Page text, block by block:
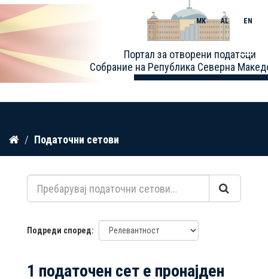
Прескокнете
содржина
Портал за отворени податоци
Собрание на Република Северна
MK AL EN
Toggle
Податочни сетови
Подреди според
1 податочен сет е пронајден